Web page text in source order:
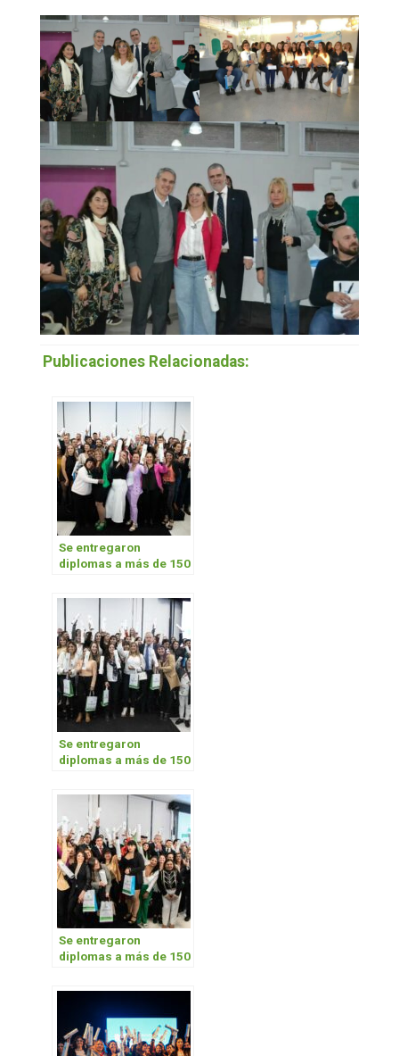
Publicaciones Relacionadas:
Se entregaron
diplomas a más de 150
graduados/as
Se entregaron
diplomas a más de 150
graduados/as
Se entregaron
diplomas a más de 150
graduados/as